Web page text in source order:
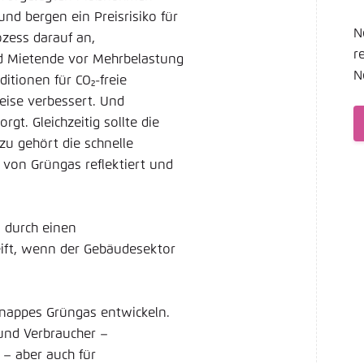
bergen ein Preisrisiko für
darauf an,
Mietende vor Mehrbelastung
für CO₂-freie
verbessert. Und
Gleichzeitig sollte die
gehört die schnelle
von Grüngas reflektiert und
durch einen
wenn der Gebäudesektor
Grüngas entwickeln.
Verbraucher –
aber auch für
Noch kein Benutzerkonto?
für diese Webseite im Browser speichern